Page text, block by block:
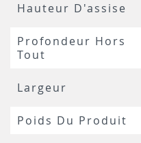
Hauteur D'assise
Profondeur Hors
Tout
Largeur
Poids Du Produit